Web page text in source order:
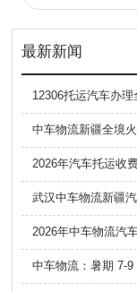
最新新闻
12306托运汽车办
中车物流新疆全境
2026年汽车托运收
武汉中车物流新疆
2026年中车物流汽